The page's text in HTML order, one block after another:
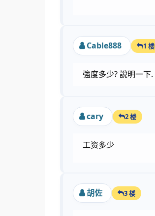
Cable888 1 楼
強度多少? 說明一下.
cary 2 楼
工资多少
胡佐 3 楼